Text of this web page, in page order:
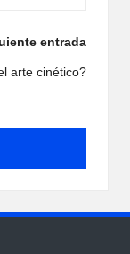
entrada
arte cinético?